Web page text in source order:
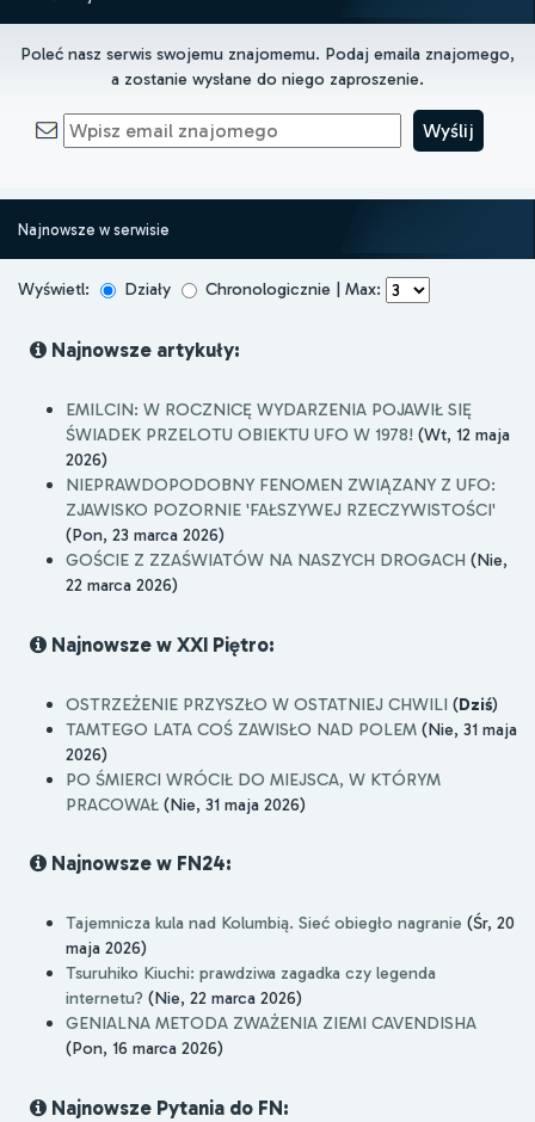
Poleć nasz serwis swojemu znajomemu. Podaj emaila znajomego,
a zostanie wysłane do niego zaproszenie.
Najnowsze w serwisie
Wyświetl: Działy Chronologicznie | Max:
Najnowsze artykuły:
EMILCIN: W ROCZNICĘ WYDARZENIA POJAWIŁ SIĘ
ŚWIADEK PRZELOTU OBIEKTU UFO W 1978! (Wt, 12 maja
2026)
NIEPRAWDOPODOBNY FENOMEN ZWIĄZANY Z UFO:
ZJAWISKO POZORNIE 'FAŁSZYWEJ RZECZYWISTOŚCI'
(Pon, 23 marca 2026)
GOŚCIE Z ZZAŚWIATÓW NA NASZYCH DROGACH (Nie,
22 marca 2026)
Najnowsze w XXI Piętro:
OSTRZEŻENIE PRZYSZŁO W OSTATNIEJ CHWILI (Dziś)
TAMTEGO LATA COŚ ZAWISŁO NAD POLEM (Nie, 31 maja
2026)
PO ŚMIERCI WRÓCIŁ DO MIEJSCA, W KTÓRYM
PRACOWAŁ (Nie, 31 maja 2026)
Najnowsze w FN24:
Tajemnicza kula nad Kolumbią. Sieć obiegło nagranie (Śr, 20
maja 2026)
Tsuruhiko Kiuchi: prawdziwa zagadka czy legenda
internetu? (Nie, 22 marca 2026)
GENIALNA METODA ZWAŻENIA ZIEMI CAVENDISHA
(Pon, 16 marca 2026)
Najnowsze Pytania do FN: